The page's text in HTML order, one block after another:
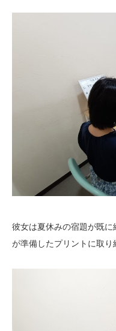
彼女は夏休みの宿題が既
が準備したプリントに取り